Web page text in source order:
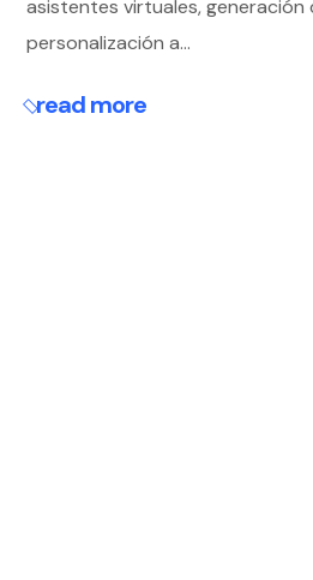
asistentes virtuales,
personalización a...
read more